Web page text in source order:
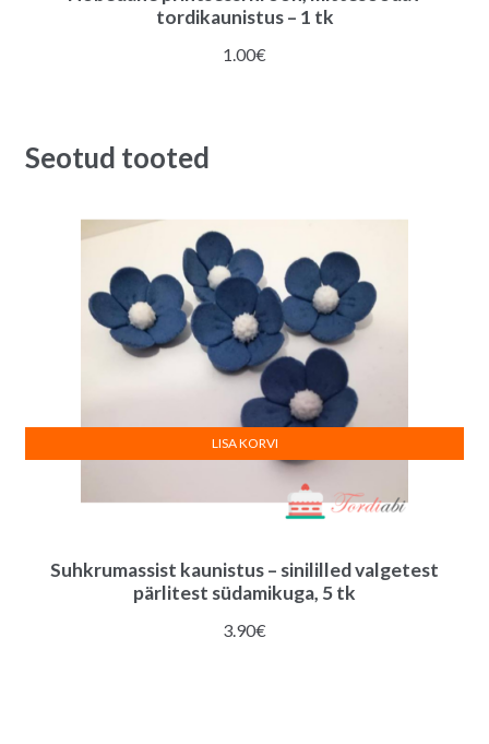
tordikaunistus – 1 tk
1.00€
Seotud tooted
Suhkrumassist kaunistus – sinililled valgetest
pärlitest südamikuga, 5 tk
3.90€
LISA KORVI